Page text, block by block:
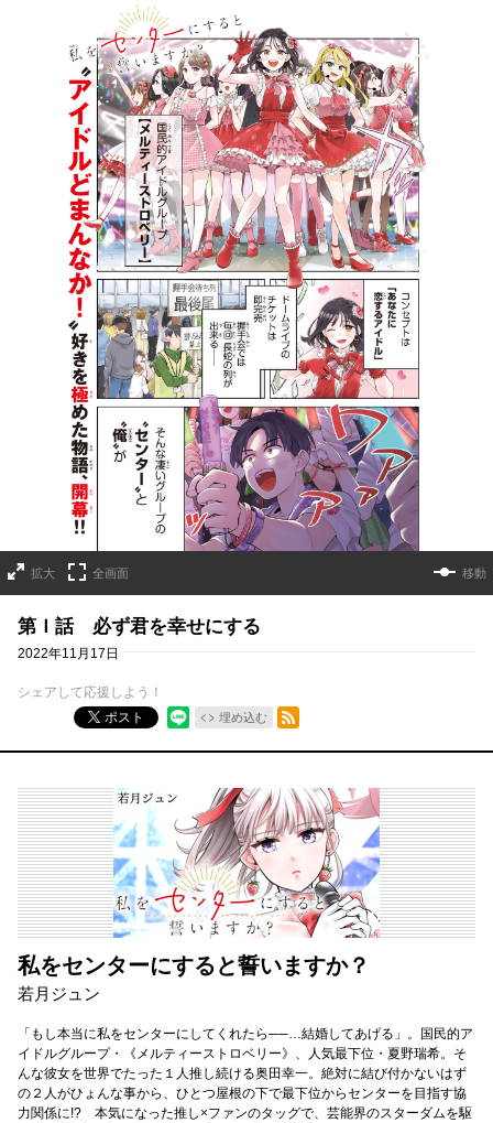
拡大 全画面 移動
第Ｉ話 必ず君を幸せにする
2022年11月17日
シェアして応援しよう！
ポスト
埋め込む
RSSフィード
私をセンターにすると誓いますか？
若月ジュン
「もし本当に私をセンターにしてくれたら──…結婚してあげる」。国民的ア
イドルグループ・《メルティーストロベリー》、人気最下位・夏野瑞希。そ
んな彼女を世界でたった１人推し続ける奥田幸一。絶対に結び付かないはず
の２人がひょんな事から、ひとつ屋根の下で最下位からセンターを目指す協
力関係に!? 本気になった推し×ファンのタッグで、芸能界のスターダムを駆